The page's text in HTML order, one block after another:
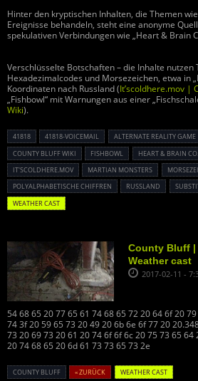
Hinter den kryptischen Inhalten, die Themen
Ereignisse behandeln, steht eine anonyme
spekulativen Verbindungen wie „Heart & Brain
Verschlüsselte Botschaften – die Inhalte nutzen
Hexadezimalcodes und Morsezeichen, etwa in
Koordinaten nach Russland (It’scoldhere.mov |
„Fishbowl“ mit Warnungen aus einer
Wiki).
41818 41818-VOICEMAIL ALTERNATE REALITY GAME
COUNTY BLUFF WIKI
FISHBOWL HEART & BRAIN CO.
IT'SCOLDHERE.MOV
MARTIAN MONSTERS
POLYALPHABETISCHE CHIFFREN
RUSSLAND
WEATHER CAST
County Bluff |
Weather cast
2017-02-11 -
54 68 65 20 77 65 61 74 68 65 72 20 64 6f 20
74 3f 20 59 65 73 20 49 20 6b 6e 6f 77 20
73 20 69 73 20 61 20 74 6f 6f 6c 20 75 73 65
20 74 68 65 20 6d 61 73 73 65 73 2e
COUNTY BLUFF « ZURÜCK WEATHER CAST